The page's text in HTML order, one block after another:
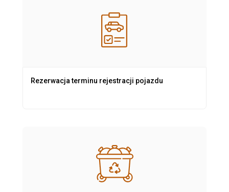
Rezerwacja terminu rejestracji pojazdu